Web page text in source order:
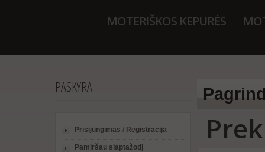
MOTERIŠKOS KEPURĖS
PASKYRA
Prisijungimas / Registracija
Pamiršau slaptažodį